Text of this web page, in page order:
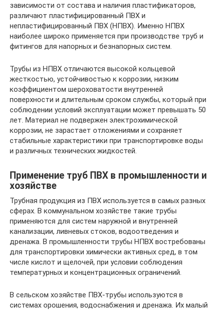
зависимости от состава и наличия пластификаторов,
различают пластифицированный ПВХ и
непластифицированный ПВХ (НПВХ). Именно НПВХ
наиболее широко применяется при производстве труб и
фитингов для напорных и безнапорных систем.
Трубы из НПВХ отличаются высокой кольцевой
жесткостью, устойчивостью к коррозии, низким
коэффициентом шероховатости внутренней
поверхности и длительным сроком службы, который при
соблюдении условий эксплуатации может превышать 50
лет. Материал не подвержен электрохимической
коррозии, не зарастает отложениями и сохраняет
стабильные характеристики при транспортировке воды
и различных технических жидкостей.
Применение труб ПВХ в промышленности и
хозяйстве
Трубная продукция из ПВХ используется в самых разных
сферах. В коммунальном хозяйстве такие трубы
применяются для систем наружной и внутренней
канализации, ливневых стоков, водоотведения и
дренажа. В промышленности трубы НПВХ востребованы
для транспортировки химически активных сред, в том
числе кислот и щелочей, при условии соблюдения
температурных и концентрационных ограничений.
В сельском хозяйстве ПВХ-трубы используются в
системах орошения, водоснабжения и дренажа. Их малый